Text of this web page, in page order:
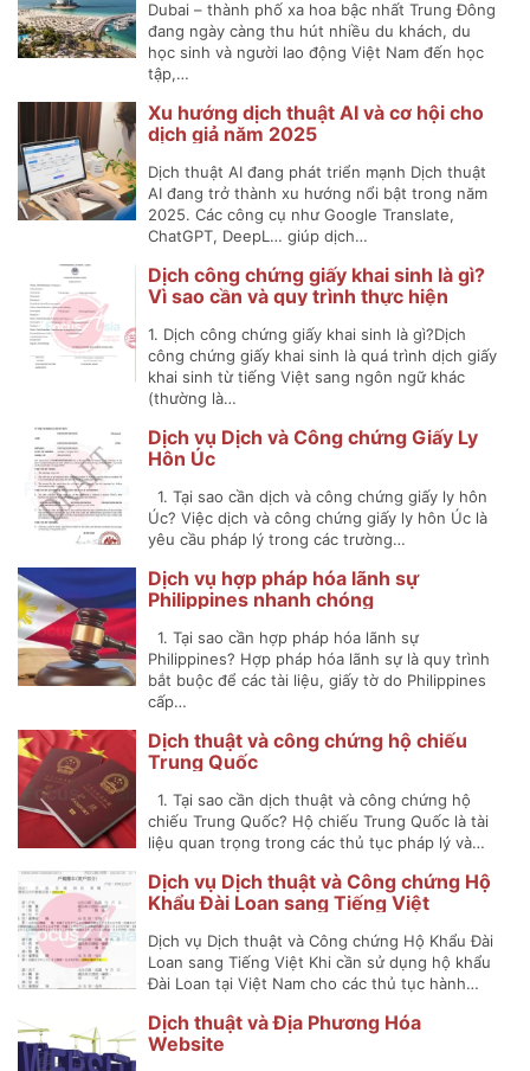
Dubai – thành phố xa hoa bậc nhất Trung Đông
đang ngày càng thu hút nhiều du khách, du
học sinh và người lao động Việt Nam đến học
tập,…
Xu hướng dịch thuật AI và cơ hội cho
dịch giả năm 2025
Dịch thuật AI đang phát triển mạnh Dịch thuật
AI đang trở thành xu hướng nổi bật trong năm
2025. Các công cụ như Google Translate,
ChatGPT, DeepL… giúp dịch…
Dịch công chứng giấy khai sinh là gì?
Vì sao cần và quy trình thực hiện
1. Dịch công chứng giấy khai sinh là gì?Dịch
công chứng giấy khai sinh là quá trình dịch giấy
khai sinh từ tiếng Việt sang ngôn ngữ khác
(thường là…
Dịch vụ Dịch và Công chứng Giấy Ly
Hôn Úc
1. Tại sao cần dịch và công chứng giấy ly hôn
Úc? Việc dịch và công chứng giấy ly hôn Úc là
yêu cầu pháp lý trong các trường…
Dịch vụ hợp pháp hóa lãnh sự
Philippines nhanh chóng
1. Tại sao cần hợp pháp hóa lãnh sự
Philippines? Hợp pháp hóa lãnh sự là quy trình
bắt buộc để các tài liệu, giấy tờ do Philippines
cấp…
Dịch thuật và công chứng hộ chiếu
Trung Quốc
1. Tại sao cần dịch thuật và công chứng hộ
chiếu Trung Quốc? Hộ chiếu Trung Quốc là tài
liệu quan trọng trong các thủ tục pháp lý và…
Dịch vụ Dịch thuật và Công chứng Hộ
Khẩu Đài Loan sang Tiếng Việt
Dịch vụ Dịch thuật và Công chứng Hộ Khẩu Đài
Loan sang Tiếng Việt Khi cần sử dụng hộ khẩu
Đài Loan tại Việt Nam cho các thủ tục hành…
Dịch thuật và Địa Phương Hóa
Website